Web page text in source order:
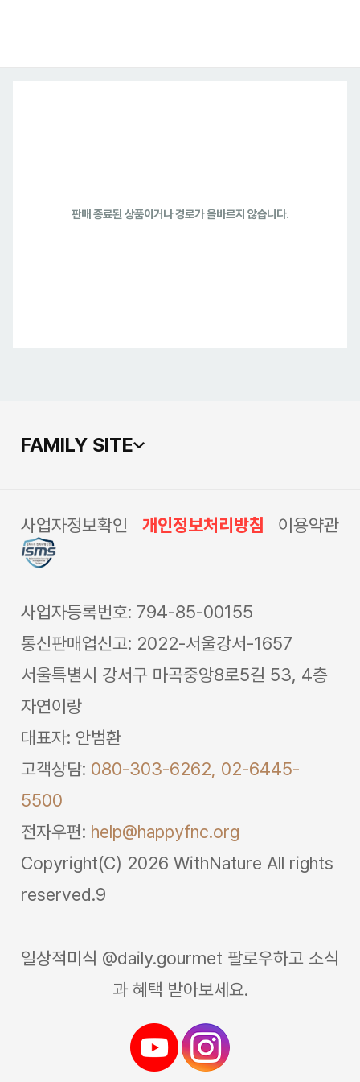
판매 종료된 상품이거나 경로가 올바르지 않습니다.
FAMILY SITE
사업자정보확인 개인정보처리방침 이용약관
사업자등록번호: 794-85-00155
통신판매업신고: 2022-서울강서-1657
서울특별시 강서구 마곡중앙8로5길 53, 4층
자연이랑
대표자: 안범환
고객상담: 080-303-6262, 02-6445-
5500
전자우편: help@happyfnc.org
Copyright(C) 2026 WithNature All rights
reserved.9
일상적미식 @daily.gourmet 팔로우하고 소식
과 혜택 받아보세요.